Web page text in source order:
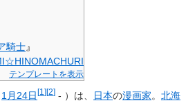
騎士』
テンプレートを表示
1月24日[1 ][2] - ）は、 日本の漫画家。 北海